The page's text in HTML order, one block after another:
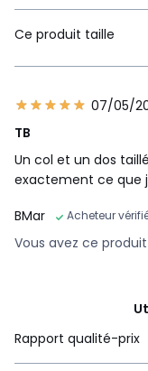
Ce produit taille
07/05/
TB
Un col et un dos
exactement ce que
BMar
Acheteur
Vous avez ce
Rapport qualité-prix